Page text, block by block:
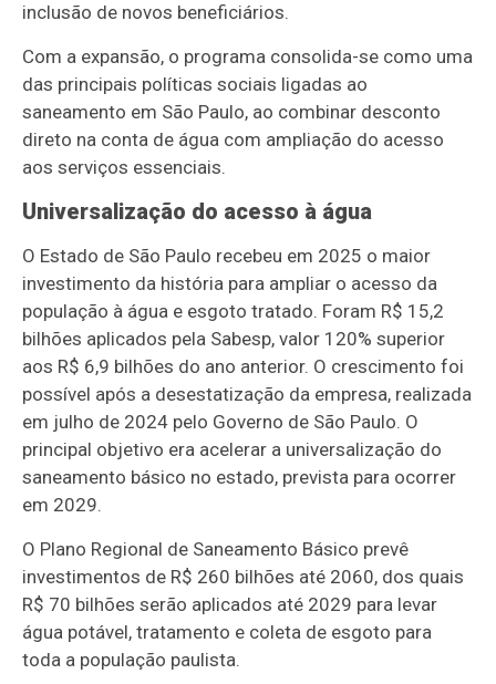
inclusão de novos beneficiários.
Com a expansão, o programa consolida-se como uma
das principais políticas sociais ligadas ao
saneamento em São Paulo, ao combinar desconto
direto na conta de água com ampliação do acesso
aos serviços essenciais.
Universalização do acesso à água
O Estado de São Paulo recebeu em 2025 o maior
investimento da história para ampliar o acesso da
população à água e esgoto tratado. Foram R$ 15,2
bilhões aplicados pela Sabesp, valor 120% superior
aos R$ 6,9 bilhões do ano anterior. O crescimento foi
possível após a desestatização da empresa, realizada
em julho de 2024 pelo Governo de São Paulo. O
principal objetivo era acelerar a universalização do
saneamento básico no estado, prevista para ocorrer
em 2029.
O Plano Regional de Saneamento Básico prevê
investimentos de R$ 260 bilhões até 2060, dos quais
R$ 70 bilhões serão aplicados até 2029 para levar
água potável, tratamento e coleta de esgoto para
toda a população paulista.